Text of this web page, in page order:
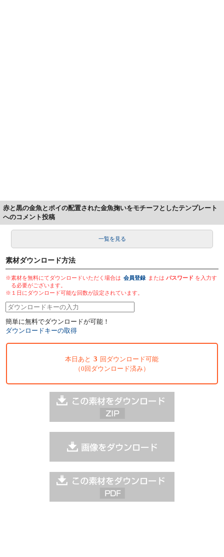
赤と黒の金魚とポイの配置された金魚掬いをモチーフとしたテンプレート
へのコメント投稿
一覧を見る
素材ダウンロード方法
※素材を無料にてダウンロードいただく場合は 会員登録 またはパスワード を入力す
る必要がございます。
※１日にダウンロード可能な回数が設定されています。
簡単に無料でダウンロードが可能！
ダウンロードキーの取得
本日あと 3 回ダウンロード可能
（0回ダウンロード済み）